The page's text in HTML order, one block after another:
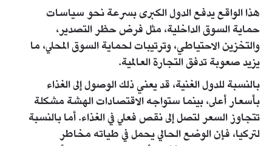
هذا الواقع يدفع الدول الكبرى بسرعة نحو سياسات
حماية السوق الداخلية، مثل فرض حظر التصدير،
والتخزين الاحتياطي، وترتيبات لحماية السوق المحلي، ما
يزيد صعوبة تدفق التجارة العالمية.
بالنسبة للدول الغنية، قد يعني ذلك الوصول إلى الغذاء
بأسعار أعلى، بينما ستواجه الاقتصادات الهشة مشكلة
تتجاوز السعر لتصل إلى نقص فعلي في الغذاء. أما بالنسبة
لتركيا، فإن الوضع الحالي يحمل في طياته مخاطر